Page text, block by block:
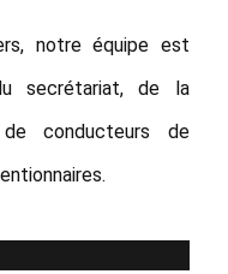
notre équipe est
secrétariat, de la
conducteurs de